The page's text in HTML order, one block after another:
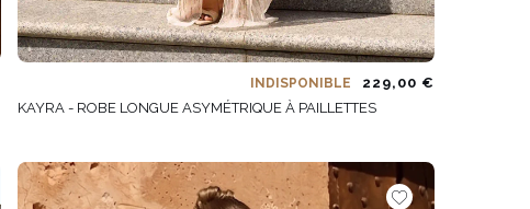
INDISPONIBLE
229,00 €
KAYRA - ROBE LONGUE ASYMÉTRIQUE À PAILLETTES